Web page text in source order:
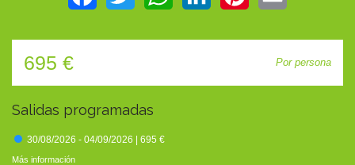
695 € Por persona
Salidas programadas
30/08/2026 - 04/09/2026 | 695 €
Más información